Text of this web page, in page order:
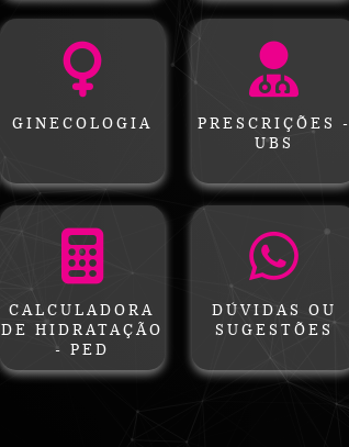
GINECOLOGIA
PRESCRIÇÕES -
UBS
CALCULADORA
DE HIDRATAÇÃO
- PED
DÚVIDAS OU
SUGESTÕES